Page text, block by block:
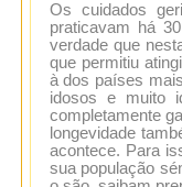
Os cuidados
praticavam há
verdade que
que permitiu
à dos países
idosos e muito
completamente
longevidade
acontece. Para
sua população